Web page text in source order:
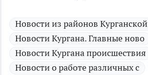
Новости из районов Курганской
Новости Кургана. Главные ново
Новости Кургана происшествия
Новости о работе различных с